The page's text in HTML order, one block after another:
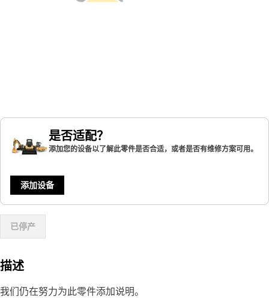
是否适配？
添加您的设备以了解此零件是否合适，或者是否有维修方案可用。
添加设备
已停产
描述
我们仍在努力为此零件添加说明。